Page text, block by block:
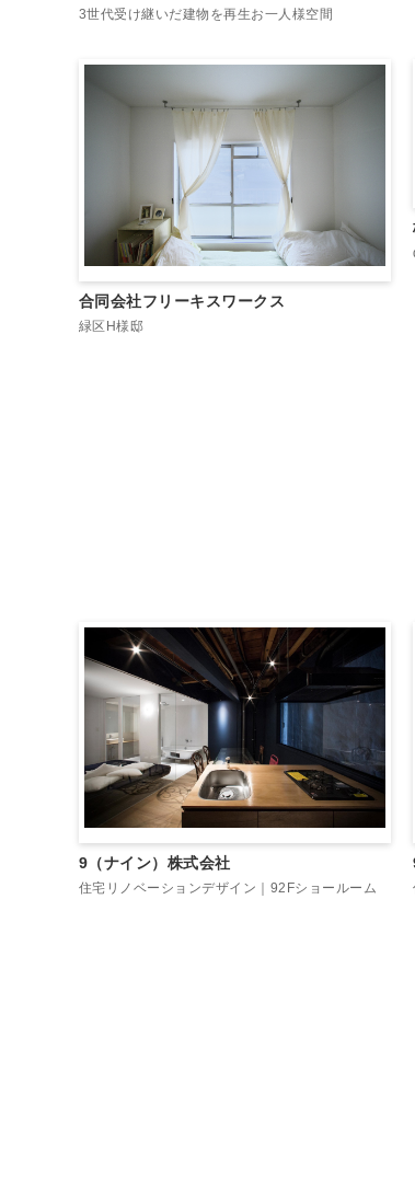
3世代受け継いだ建物を再生お一人様空間
合同会社フリーキスワークス
緑区H様邸
9（ナイン）株式会社
住宅リノベーションデザイン｜92Fショールーム